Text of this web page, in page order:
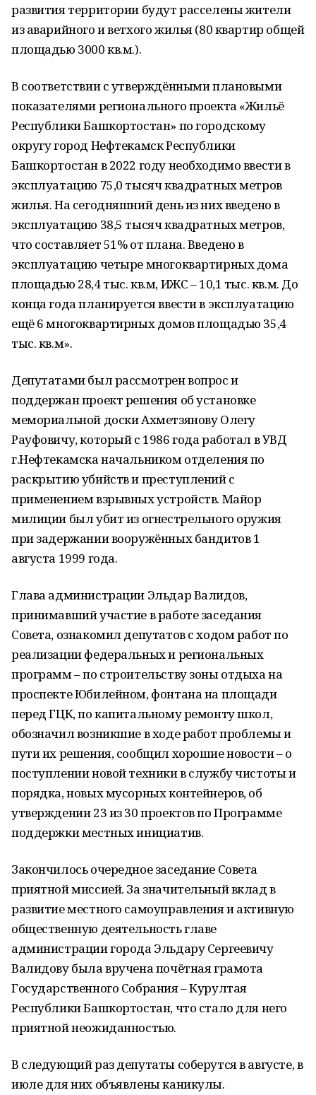
развития территории будут расселены жители
из аварийного и ветхого жилья (80 квартир общей
площадью 3000 кв.м.).
В соответствии с утверждёнными плановыми
показателями регионального проекта «Жильё
Республики Башкортостан» по городскому
округу город Нефтекамск Республики
Башкортостан в 2022 году необходимо ввести в
эксплуатацию 75,0 тысяч квадратных метров
жилья. На сегодняшний день из них введено в
эксплуатацию 38,5 тысяч квадратных метров,
что составляет 51% от плана. Введено в
эксплуатацию четыре многоквартирных дома
площадью 28,4 тыс. кв.м, ИЖС – 10,1 тыс. кв.м. До
конца года планируется ввести в эксплуатацию
ещё 6 многоквартирных домов площадью 35,4
тыс. кв.м».
Депутатами был рассмотрен вопрос и
поддержан проект решения об установке
мемориальной доски Ахметзянову Олегу
Рауфовичу, который с 1986 года работал в УВД
г.Нефтекамска начальником отделения по
раскрытию убийств и преступлений с
применением взрывных устройств. Майор
милиции был убит из огнестрельного оружия
при задержании вооружённых бандитов 1
августа 1999 года.
Глава администрации Эльдар Валидов,
принимавший участие в работе заседания
Совета, ознакомил депутатов с ходом работ по
реализации федеральных и региональных
программ – по строительству зоны отдыха на
проспекте Юбилейном, фонтана на площади
перед ГЦК, по капитальному ремонту школ,
обозначил возникшие в ходе работ проблемы и
пути их решения, сообщил хорошие новости – о
поступлении новой техники в службу чистоты и
порядка, новых мусорных контейнеров, об
утверждении 23 из 30 проектов по Программе
поддержки местных инициатив.
Закончилось очередное заседание Совета
приятной миссией. За значительный вклад в
развитие местного самоуправления и активную
общественную деятельность главе
администрации города Эльдару Сергеевичу
Валидову была вручена почётная грамота
Государственного Собрания – Курултая
Республики Башкортостан, что стало для него
приятной неожиданностью.
В следующий раз депутаты соберутся в августе, в
июле для них объявлены каникулы.